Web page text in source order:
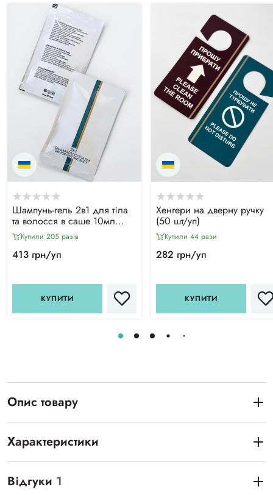
Шампунь-гель 2в1 для тіла
та волосся в саше 10мл
(250 шт/уп)
Купили 205 разiв
413 грн/уп
КУПИТИ
Хенгери на дверну ручку
(50 шт/уп)
Купили 44 рази
282 грн/уп
КУПИТИ
Опис товару
Характеристики
Відгуки 1